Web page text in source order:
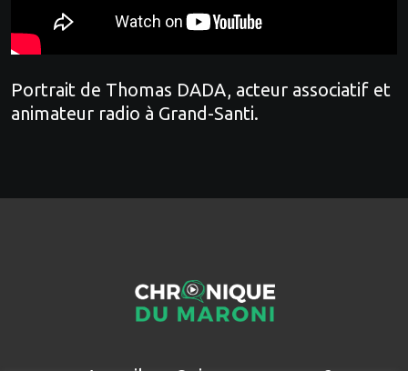
Portrait de Thomas DADA, acteur associatif et
animateur radio à Grand-Santi.